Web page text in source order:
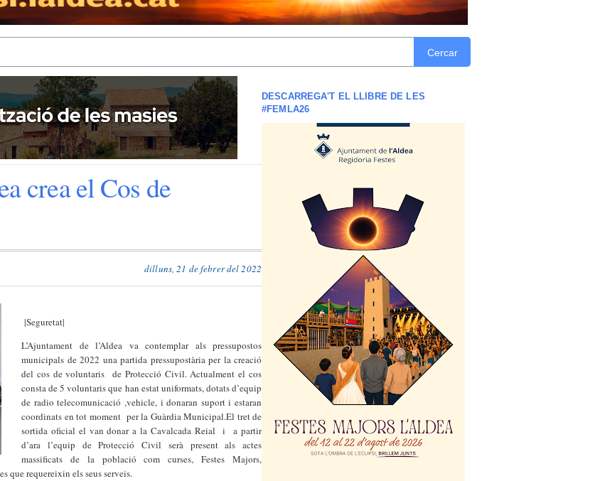
Cercar
crea el Cos de
dilluns, 21 de febrer del 2022
|Seguretat|
L’Ajuntament de l’Aldea va contemplar als pressupostos
municipals de 2022 una partida pressupostària per la creació
del cos de voluntaris de Protecció Civil. Actualment el cos
consta de 5 voluntaris que han estat uniformats, dotats d’equip
de radio telecomunicació ,vehicle, i donaran suport i estaran
coordinats en tot moment per la Guàrdia Municipal.El tret de
sortida oficial el van donar a la Cavalcada Reial i a partir
d’ara l’equip de Protecció Civil serà present als actes
massificats de la població com curses, Festes Majors,
que requereixin els seus serveis.
DESCARREGA'T EL LLIBRE DE LES
#FEMLA26